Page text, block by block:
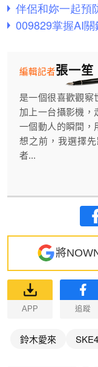
張一笙
編輯記者
是一個很喜歡觀察
加上一台攝影機，
一個動人的瞬間，
想之前，我選擇
者...
將
APP 追蹤
鈴木愛來